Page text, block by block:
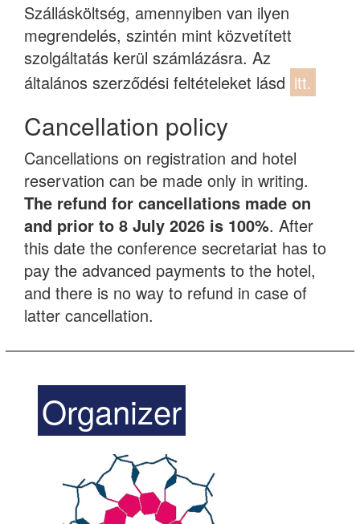
Szállásköltség, amennyiben van ilyen
megrendelés, szintén mint közvetített
szolgáltatás kerül számlázásra. Az
általános szerződési feltételeket lásd itt.
Cancellation policy
Cancellations on registration and hotel
reservation can be made only in writing.
The refund for cancellations made on
and prior to 8 July 2026 is 100%. After
this date the conference secretariat has to
pay the advanced payments to the hotel,
and there is no way to refund in case of
latter cancellation.
Organizer